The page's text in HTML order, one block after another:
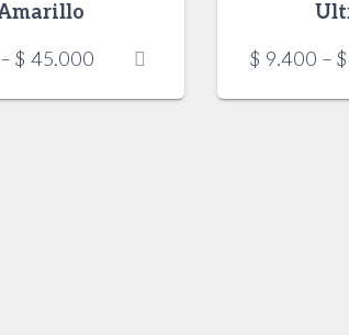
– $ 45.000 Price
$ 8.000
$ 9.400 – $